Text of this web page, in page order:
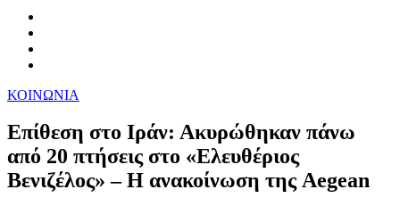
ΚΟΙΝΩΝΙΑ
Επίθεση στο Ιράν: Ακυρώθηκαν πάνω
από 20 πτήσεις στο «Ελευθέριος
Βενιζέλος» – Η ανακοίνωση της Aegean